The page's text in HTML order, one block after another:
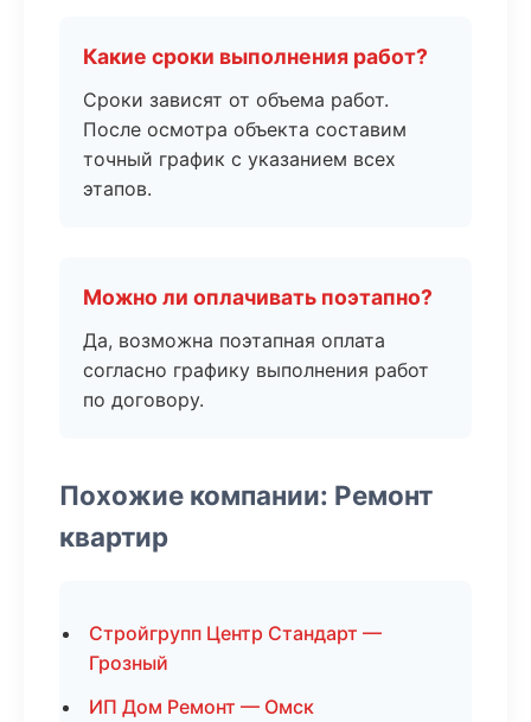
Какие сроки выполнения работ?
Сроки зависят от объема работ.
После осмотра объекта составим
точный график с указанием всех
этапов.
Можно ли оплачивать поэтапно?
Да, возможна поэтапная оплата
согласно графику выполнения работ
по договору.
Похожие компании: Ремонт
квартир
Стройгрупп Центр Стандарт —
Грозный
ИП Дом Ремонт — Омск